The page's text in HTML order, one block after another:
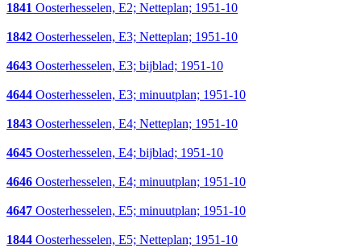
1841 Oosterhesselen, E2; Netteplan; 1951-10
1842 Oosterhesselen, E3; Netteplan; 1951-10
4643 Oosterhesselen, E3; bijblad; 1951-10
4644 Oosterhesselen, E3; minuutplan; 1951-10
1843 Oosterhesselen, E4; Netteplan; 1951-10
4645 Oosterhesselen, E4; bijblad; 1951-10
4646 Oosterhesselen, E4; minuutplan; 1951-10
4647 Oosterhesselen, E5; minuutplan; 1951-10
1844 Oosterhesselen, E5; Netteplan; 1951-10